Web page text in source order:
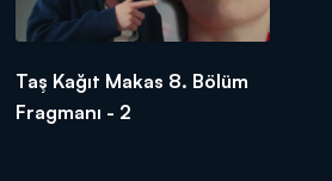
Taş Kağıt Makas 8. Bölüm
Fragmanı - 2